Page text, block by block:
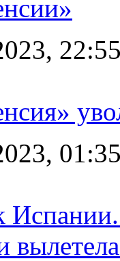
22:55
01:35